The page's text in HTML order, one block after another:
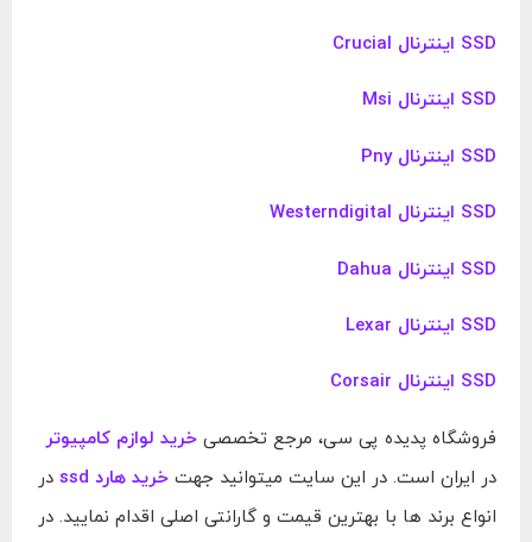
SSD اینترنال Crucial
SSD اینترنال Msi
SSD اینترنال Pny
SSD اینترنال Westerndigital
SSD اینترنال Dahua
SSD اینترنال Lexar
SSD اینترنال Corsair
فروشگاه پدیده پی سی، مرجع تخصصی خرید لوازم کامپیوتر
در ایران است. در این سایت میتوانید جهت خرید هارد ssd
در
انواع برند ها با بهترین قیمت و گارانتی اصلی اقدام نمایید. در